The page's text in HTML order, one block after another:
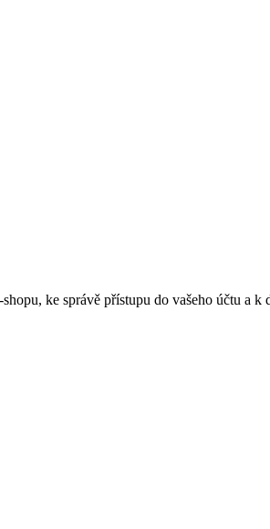
ke správě přístupu do vašeho účtu a k